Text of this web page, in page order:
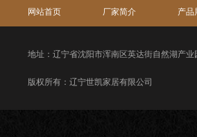
网站首页 厂家简介 产品
地址：辽宁省沈阳市浑南区英达街自然湖产业
版权所有：辽宁世凯家居有限公司